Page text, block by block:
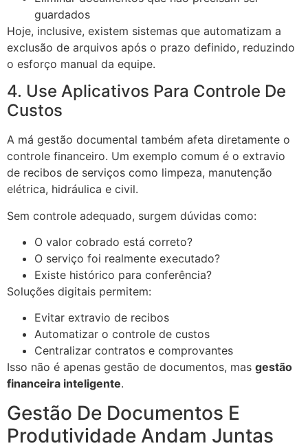
guardados
Hoje, inclusive, existem sistemas que automatizam a
exclusão de arquivos após o prazo definido, reduzindo
o esforço manual da equipe.
4. Use Aplicativos Para Controle De
Custos
A má gestão documental também afeta diretamente o
controle financeiro. Um exemplo comum é o extravio
de recibos de serviços como limpeza, manutenção
elétrica, hidráulica e civil.
Sem controle adequado, surgem dúvidas como:
O valor cobrado está correto?
O serviço foi realmente executado?
Existe histórico para conferência?
Soluções digitais permitem:
Evitar extravio de recibos
Automatizar o controle de custos
Centralizar contratos e comprovantes
Isso não é apenas gestão de documentos, mas gestão
financeira inteligente.
Gestão De Documentos E
Produtividade Andam Juntas